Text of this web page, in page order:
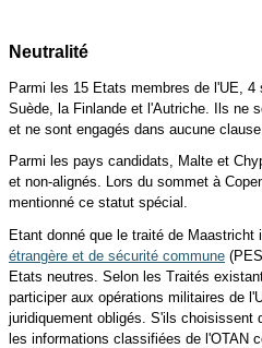
Neutralité
Parmi les 15 Etats membres de l'UE,
Suède, la Finlande et l'Autriche. Ils ne
et ne sont engagés dans aucune
Parmi les pays candidats, Malte et
et non-alignés. Lors du sommet à
mentionné ce statut spécial.
Etant donné que le traité de Maastricht
étrangère et de sécurité commune
Etats neutres. Selon les Traités
participer aux opérations militaires de
juridiquement obligés. S'ils choisissent
les informations classifiées de l'OTAN